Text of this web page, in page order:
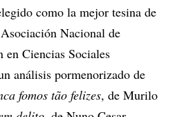
como la mejor tesina de
Nacional de
en Ciencias Sociales
análisis pormenorizado de
fomos tão felizes, de Murilo